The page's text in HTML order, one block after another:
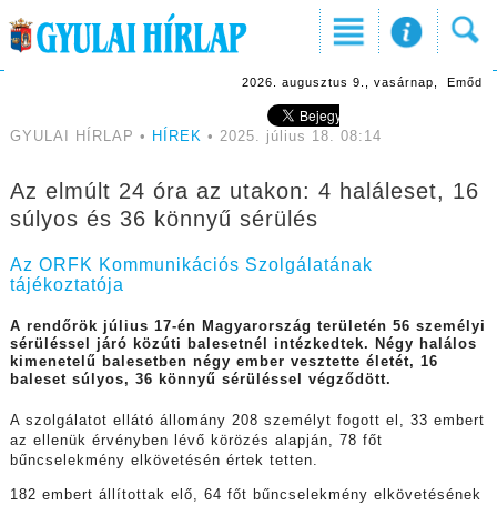
2026. augusztus 9., vasárnap, Emőd
GYULAI HÍRLAP • HÍREK • 2025. július 18. 08:14
Az elmúlt 24 óra az utakon: 4 haláleset, 16
súlyos és 36 könnyű sérülés
Az ORFK Kommunikációs Szolgálatának
tájékoztatója
A rendőrök július 17-én Magyarország területén 56 személyi
sérüléssel járó közúti balesetnél intézkedtek. Négy halálos
kimenetelű balesetben négy ember vesztette életét, 16
baleset súlyos, 36 könnyű sérüléssel végződött.
A szolgálatot ellátó állomány 208 személyt fogott el, 33 embert
az ellenük érvényben lévő körözés alapján, 78 főt
bűncselekmény elkövetésén értek tetten.
182 embert állítottak elő, 64 főt bűncselekmény elkövetésének